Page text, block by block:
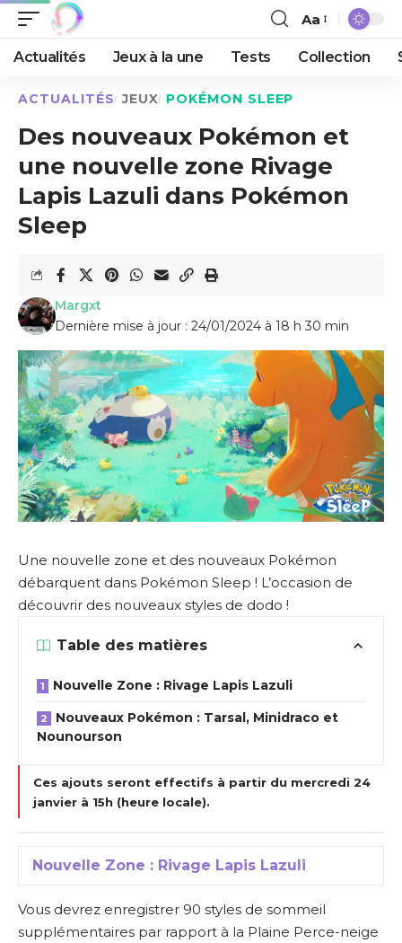
Aa
Actualités Jeux à la une Tests Collection
ACTUALITÉS JEUX POKÉMON SLEEP
Des nouveaux Pokémon et
une nouvelle zone Rivage
Lapis Lazuli dans Pokémon
Sleep
Dernière mise à jour : 24/01/2024 à 18 h 30 min
Margxt
Une nouvelle zone et des nouveaux Pokémon
débarquent dans Pokémon Sleep ! L’occasion de
découvrir des nouveaux styles de dodo !
Table des matières
Nouvelle Zone : Rivage Lapis Lazuli
Nouveaux Pokémon : Tarsal, Minidraco et
Nounourson
Ces ajouts seront effectifs à partir du mercredi 24
janvier à 15h (heure locale).
Nouvelle Zone : Rivage Lapis Lazuli
Vous devrez enregistrer 90 styles de sommeil
supplémentaires par rapport à la Plaine Perce-neige